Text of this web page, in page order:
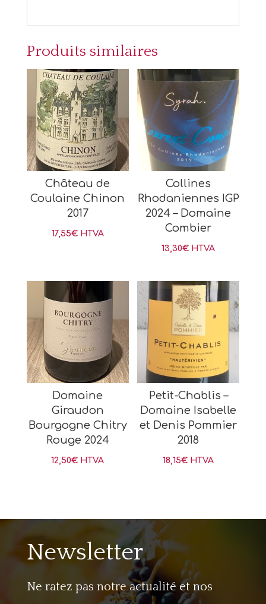
Produits similaires
Château de
Coulaine Chinon
2017
17,55€ HTVA
Collines
Rhodaniennes IGP
2024 – Domaine
Combier
13,30€ HTVA
Domaine
Giraudon
Bourgogne Chitry
Rouge 2024
12,50€ HTVA
Petit-Chablis –
Domaine Isabelle
et Denis Pommier
2018
18,15€ HTVA
Newsletter
Ne ratez pas notre actualité et nos